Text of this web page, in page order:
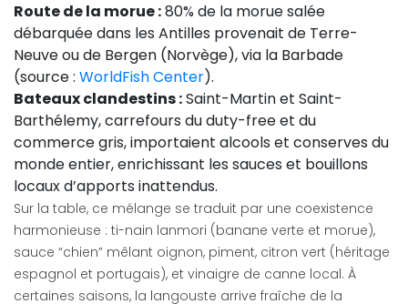
Route de la morue :80% de la morue salée
débarquée dans les Antilles provenait de Terre-
Neuve ou de Bergen (Norvège), via la Barbade
(source : WorldFish Center).
Bateaux clandestins :Saint-Martin et Saint-
Barthélemy, carrefours du duty-free et du
commerce gris, importaient alcools et conserves du
monde entier, enrichissant les sauces et bouillons
locaux d’apports inattendus.
Sur la table, ce mélange se traduit par une coexistence
harmonieuse : ti-nain lanmori (banane verte et morue),
sauce “chien” mêlant oignon, piment, citron vert (héritage
espagnol et portugais), et vinaigre de canne local. À
certaines saisons, la langouste arrive fraîche de la